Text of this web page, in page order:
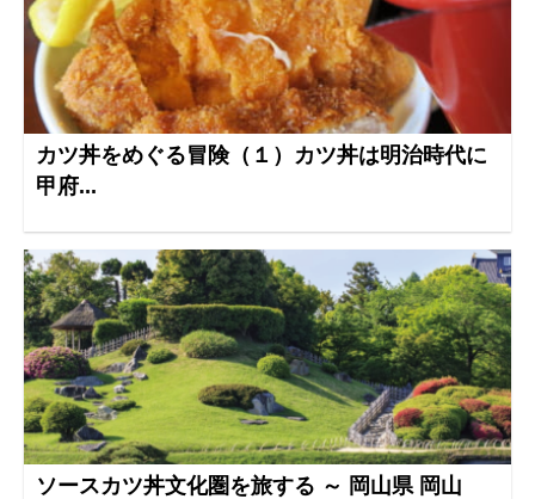
カツ丼をめぐる冒険（１）カツ丼は明治時代に
甲府...
ソースカツ丼文化圏を旅する ～ 岡山県 岡山